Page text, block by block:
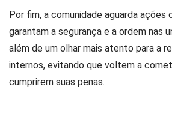
Por fim, a comunidade aguarda ações
garantam a segurança e a ordem nas
além de um olhar mais atento para a
internos, evitando que voltem a
cumprirem suas penas.